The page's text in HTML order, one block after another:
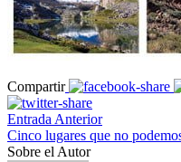
Compartir
Entrada Anterior
Cinco lugares que no
Sobre el Autor